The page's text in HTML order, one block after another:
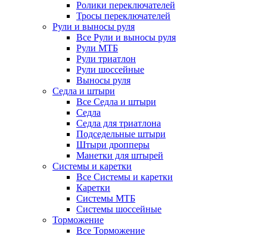
Ролики переключателей
Тросы переключателей
Рули и выносы руля
Все Рули и выносы руля
Рули МТБ
Рули триатлон
Рули шоссейные
Выносы руля
Седла и штыри
Все Седла и штыри
Седла
Седла для триатлона
Подседельные штыри
Штыри дропперы
Манетки для штырей
Системы и каретки
Все Системы и каретки
Каретки
Системы МТБ
Системы шоссейные
Торможение
Все Торможение